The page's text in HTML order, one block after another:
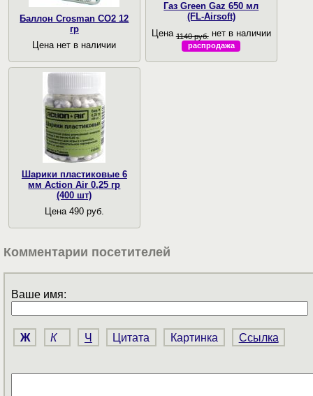
Баллон Crosman CO2 12
гр
Цена нет в наличии
Газ Green Gaz 650 мл
(FL-Airsoft)
Цена 1140 руб. нет в наличии
распродажа
Шарики пластиковые 6
мм Action Air 0,25 гр
(400 шт)
Цена 490 руб.
Комментарии посетителей
Ваше имя:
Ж К Ч Цитата Картинка Ссылка